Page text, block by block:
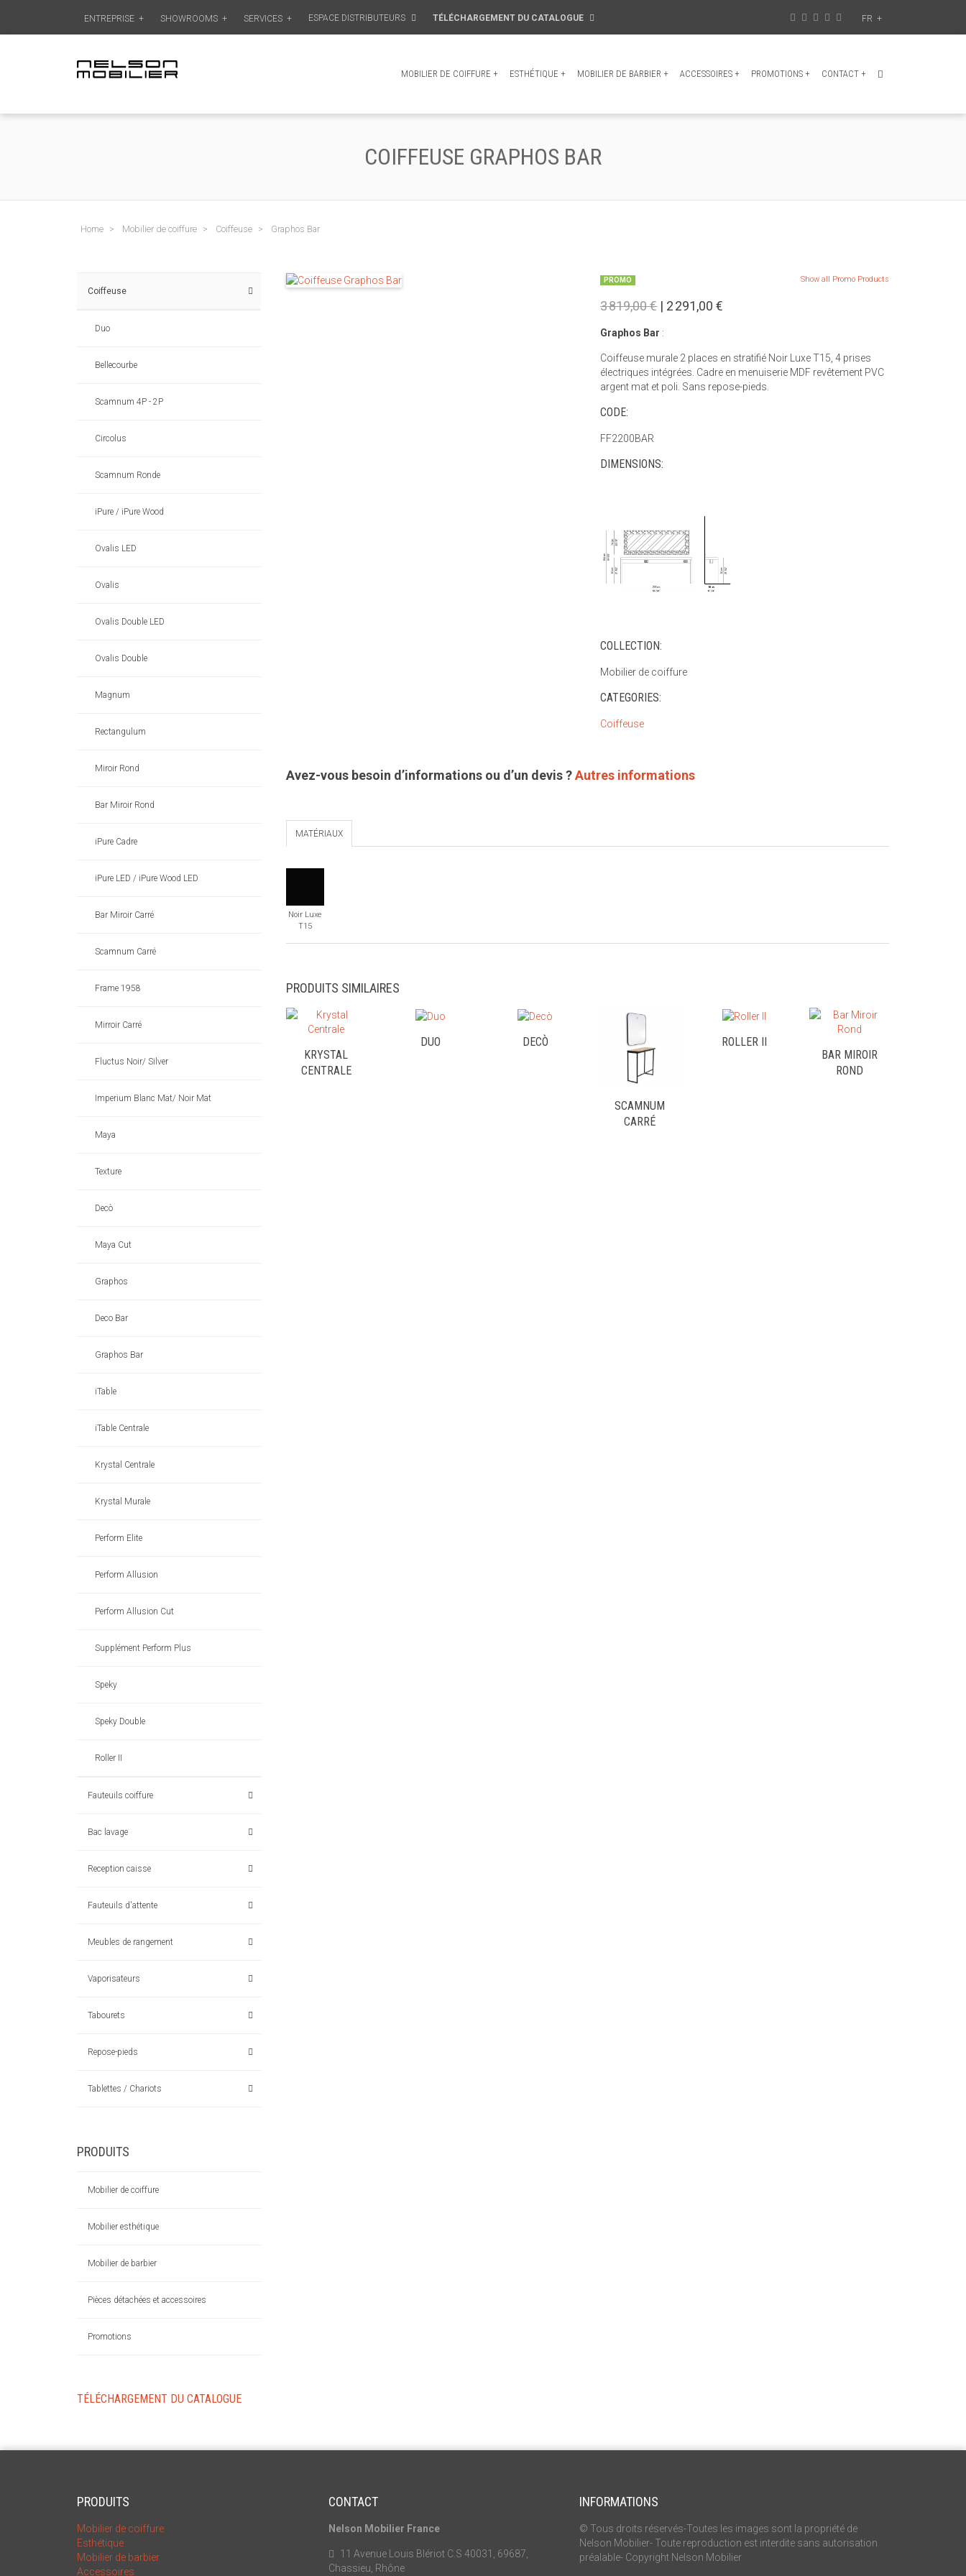
ENTREPRISE + SHOWROOMS + SERVICES + ESPACE DISTRIBUTEURS TÉLÉCHARGEMENT DU CATALOGUE FR +
MOBILIER DE COIFFURE + ESTHÉTIQUE + MOBILIER DE BARBIER + ACCESSOIRES + PROMOTIONS + CONTACT +
COIFFEUSE GRAPHOS BAR
Home Mobilier de coiffure Coiffeuse Graphos Bar
Coiffeuse
Duo
Bellecourbe
Scamnum 4P - 2P
Circolus
Scamnum Ronde
iPure / iPure Wood
Ovalis LED
Ovalis
Ovalis Double LED
Ovalis Double
Magnum
Rectangulum
Miroir Rond
Bar Miroir Rond
iPure Cadre
iPure LED / iPure Wood LED
Bar Miroir Carré
Scamnum Carré
Frame 1958
Mirroir Carré
Fluctus Noir/ Silver
Imperium Blanc Mat/ Noir Mat
Maya
Texture
Decò
Maya Cut
Graphos
Deco Bar
Graphos Bar
iTable
iTable Centrale
Krystal Centrale
Krystal Murale
Perform Elite
Perform Allusion
Perform Allusion Cut
Supplément Perform Plus
Speky
Speky Double
Roller II
Fauteuils coiffure
Bac lavage
Reception caisse
Fauteuils d'attente
Meubles de rangement
Vaporisateurs
Tabourets
Repose-pieds
Tablettes / Chariots
PRODUITS
Mobilier de coiffure
Mobilier esthétique
Mobilier de barbier
Pièces détachées et accessoires
Promotions
TÉLÉCHARGEMENT DU CATALOGUE
PROMO Show all Promo Products
3 819,00 € | 2 291,00 €
Graphos Bar :
Coiffeuse murale 2 places en stratifié Noir Luxe T15, 4 prises
électriques intégrées. Cadre en menuiserie MDF revêtement PVC
argent mat et poli. Sans repose-pieds.
CODE:
FF2200BAR
DIMENSIONS:
COLLECTION:
Mobilier de coiffure
CATEGORIES:
Coiffeuse
Avez-vous besoin d’informations ou d’un devis ?Autres informations
MATÉRIAUX
Noir Luxe
T15
PRODUITS SIMILAIRES
KRYSTAL
CENTRALE
DUO DECÒ
SCAMNUM
CARRÉ
ROLLER II
BAR MIROIR
ROND
PRODUITS
Mobilier de coiffure
Esthétique
Mobilier de barbier
Accessoires
CONTACT
Nelson Mobilier France
11 Avenue Louis Blériot C.S 40031, 69687,
Chassieu, Rhône
INFORMATIONS
© Tous droits réservés-Toutes les images sont la propriété de
Nelson Mobilier- Toute reproduction est interdite sans autorisation
préalable- Copyright Nelson Mobilier